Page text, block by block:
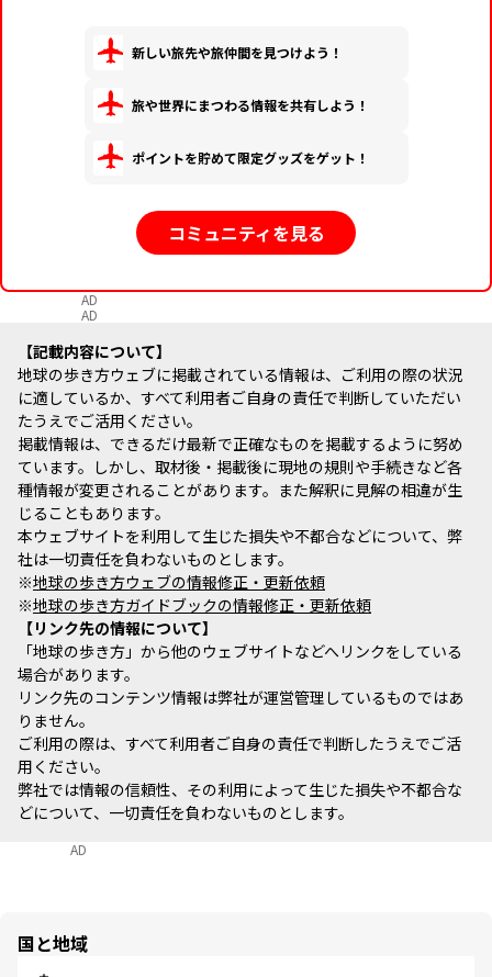
新しい旅先や旅仲間を見つけよう！
旅や世界にまつわる情報を共有しよう！
ポイントを貯めて限定グッズをゲット！
コミュニティを見る
AD
AD
記載内容について
地球の歩き方ウェブに掲載されている情報は、ご利用の際の状況
に適しているか、すべて利用者ご自身の責任で判断していただい
たうえでご活用ください。
掲載情報は、できるだけ最新で正確なものを掲載するように努め
ています。しかし、取材後・掲載後に現地の規則や手続きなど各
種情報が変更されることがあります。また解釈に見解の相違が生
じることもあります。
本ウェブサイトを利用して生じた損失や不都合などについて、弊
社は一切責任を負わないものとします。
※地球の歩き方ウェブの情報修正・更新依頼
※地球の歩き方ガイドブックの情報修正・更新依頼
リンク先の情報について
「地球の歩き方」から他のウェブサイトなどへリンクをしている
場合があります。
リンク先のコンテンツ情報は弊社が運営管理しているものではあ
りません。
ご利用の際は、すべて利用者ご自身の責任で判断したうえでご活
用ください。
弊社では情報の信頼性、その利用によって生じた損失や不都合な
どについて、一切責任を負わないものとします。
AD
国と地域